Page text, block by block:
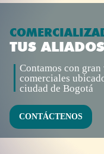
TUS
Contamos con
comerciales
ciudad de Bogotá
CONTÁCTENOS